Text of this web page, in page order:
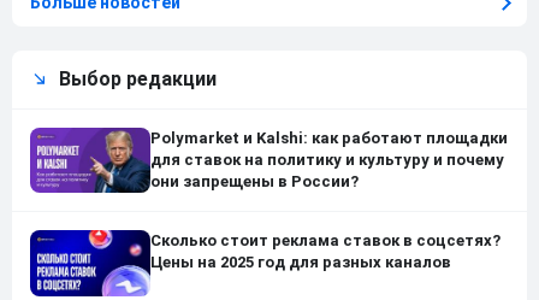
Выбор редакции
Polymarket и Kalshi: как работают площадки
для ставок на политику и культуру и почему
они запрещены в России?
Сколько стоит реклама ставок в соцсетях?
Цены на 2025 год для разных каналов